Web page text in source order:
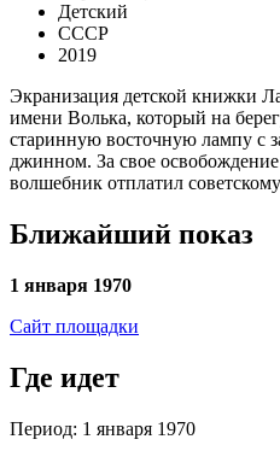
Детский
СССР
2019
Экранизация детской книжки
имени Волька, который на
старинную восточную лампу с
джинном. За свое освобождение
волшебник отплатил
Ближайший показ
1 января 1970
Сайт площадки
Где идет
Период: 1 января 1970